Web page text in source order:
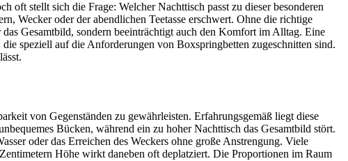
stellt sich die Frage: Welcher Nachttisch passt zu dieser besonderen
Wecker oder der abendlichen Teetasse erschwert. Ohne die richtige
Gesamtbild, sondern beeinträchtigt auch den Komfort im Alltag. Eine
speziell auf die Anforderungen von Boxspringbetten zugeschnitten sind.
von Gegenständen zu gewährleisten. Erfahrungsgemäß liegt diese
Bücken, während ein zu hoher Nachttisch das Gesamtbild stört.
oder das Erreichen des Weckers ohne große Anstrengung. Viele
Höhe wirkt daneben oft deplatziert. Die Proportionen im Raum